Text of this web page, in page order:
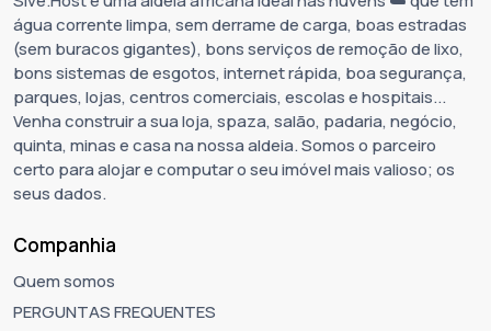
água corrente limpa, sem derrame de carga, boas estradas
(sem buracos gigantes), bons serviços de remoção de lixo,
bons sistemas de esgotos, internet rápida, boa segurança,
parques, lojas, centros comerciais, escolas e hospitais...
Venha construir a sua loja, spaza, salão, padaria, negócio,
quinta, minas e casa na nossa aldeia. Somos o parceiro
certo para alojar e computar o seu imóvel mais valioso; os
seus dados.
Companhia
Quem somos
PERGUNTAS FREQUENTES